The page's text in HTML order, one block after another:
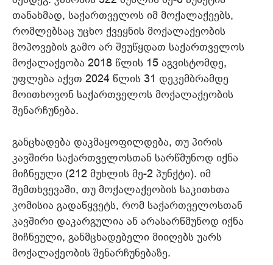
თანახმად, საქართველოს იმ მოქალაქეებს,
რომლებსაც უცხო ქვეყნის მოქალაქეობის
მოპოვების გამო არ შეუწყდათ საქართველოს
მოქალაქეობა 2018 წლის 15 აგვისტომდე,
უფლება აქვთ 2024 წლის 31 დეკემბრამდე
მოითხოვონ საქართველოს მოქალაქეობის
შენარჩუნება.
განცხადება დაკმაყოფილდება, თუ პირის
კავშირი საქართველოსთან სარწმუნოდ იქნა
მიჩნეული (212 მუხლის მე-2 პუნქტი). იმ
შემთხვევაში, თუ მოქალაქეობის საკითხთა
კომისია გადაწყვეტს, რომ საქართველოსთან
კავშირი დაკარგულია ან არასარწმუნოდ იქნა
მიჩნეული, განმცხადებელი მიიღებს უარს
მოქალაქეობის შენარჩუნებაზე.